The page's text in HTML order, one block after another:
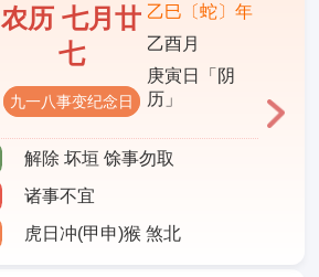
农历 七月廿
七
九一八事变纪念日
乙巳〔蛇〕年
乙酉月
庚寅日「阴
历」
解除 坏垣 馀事勿取
诸事不宜
虎日冲(甲申)猴 煞北